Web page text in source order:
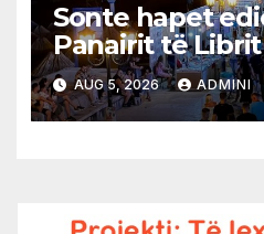
Sonte hapet
Panairit të
AUG 5, 2026 ADMINI